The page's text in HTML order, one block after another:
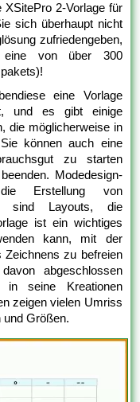
2-Vorlage für
sich überhaupt nicht
zufriedengeben,
eine von über 300
eine Vorlage
und es gibt einige
die möglicherweise in
können auch eine
zu starten
Modedesign-
Erstellung von
sind Layouts, die
ist ein wichtiges
kann, mit der
zu befreien
abgeschlossen
in seine Kreationen
zeigen vielen Umriss
und Größen.